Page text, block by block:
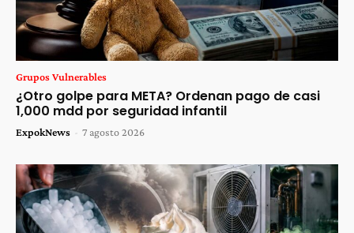
Grupos Vulnerables
¿Otro golpe para META? Ordenan pago de casi
1,000 mdd por seguridad infantil
ExpokNews - 7 agosto 2026